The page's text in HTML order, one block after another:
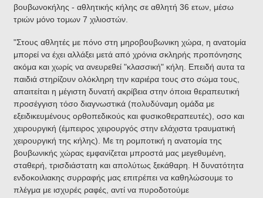
βουβωνοκήλης - αθλητικής κήλης σε αθλητή 36 ετων, μέσω
τριών μόνο τομων 7 χιλιοστών.
"Στους αθλητές με πόνο στη μηροβουβωνικη χώρα, η ανατομία
μπορεί να έχει αλλάξει μετά από χρόνια σκληρής προπόνησης
ακόμα και χωρίς να ανευρεθεί "κλασσική" κήλη. Επειδή αυτα τα
παιδιά στηρίζουν ολόκληρη την καριέρα τους στο σώμα τους,
απαιτείται η μέγιστη δυνατή ακρίβεια στην όποια θεραπευτική
προσέγγιση τόσο διαγνωστικά (πολυδύναμη ομάδα με
εξειδικευμένους ορθοπεδικούς και φυσικοθεραπευτές), οσο και
χειρουργική (έμπειρος χειρουργός στην ελάχιστα τραυματική
χειρουργική της κήλης). Με τη ρομποτική η ανατομία της
βουβωνικής χώρας εμφανίζεται μπροστά μας μεγεθυμένη,
σταθερή, τρισδιάστατη και απολύτως ξεκάθαρη. Η δυνατότητα
ενδοκοιλιακης συρραφής μας επιτρέπει να καθηλώσουμε το
πλέγμα με ισχυρές ραφές, αντί να πυροδοτούμε